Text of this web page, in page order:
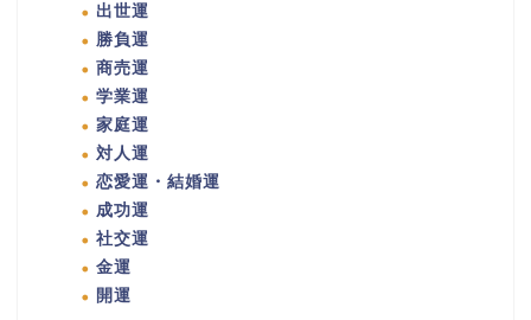
出世運
勝負運
商売運
学業運
家庭運
対人運
恋愛運・結婚運
成功運
社交運
金運
開運